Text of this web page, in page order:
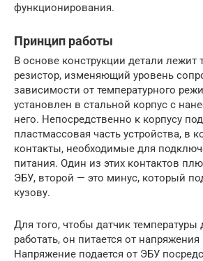
функционирования.
Принцип работы
В основе конструкции детали лежит
резистор, изменяющий уровень
зависимости от температурного
установлен в стальной корпус с
него. Непосредственно к корпусу
пластмассовая часть устройства, в
контакты, необходимые для
питания. Один из этих контактов
ЭБУ, второй — это минус, который
кузову.
Для того, чтобы датчик температуры
работать, он питается от напряжения
Напряжение подается от ЭБУ